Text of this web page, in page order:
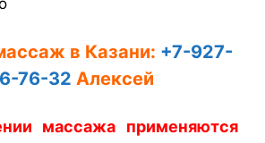
в Казани: +7-927-
76-32 Алексей
массажа применяются